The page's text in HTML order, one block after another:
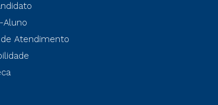
Aluno
de Atendimento